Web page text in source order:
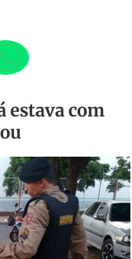
estava com